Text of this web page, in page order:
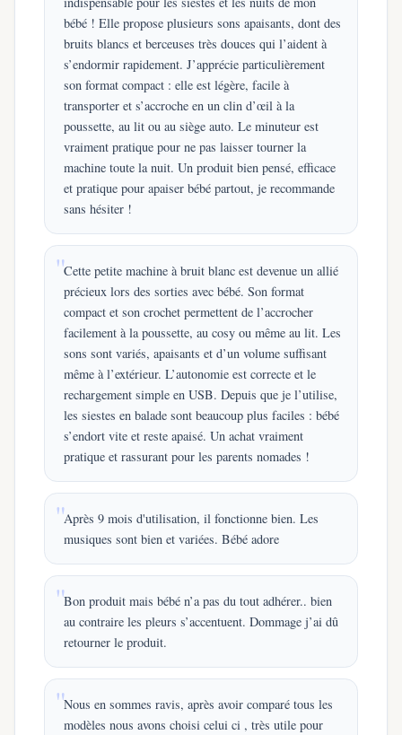
bébé ! Elle propose plusieurs sons apaisants, dont des
bruits blancs et berceuses très douces qui l’aident à
s’endormir rapidement. J’apprécie particulièrement
son format compact : elle est légère, facile à
transporter et s’accroche en un clin d’œil à la
poussette, au lit ou au siège auto. Le minuteur est
vraiment pratique pour ne pas laisser tourner la
machine toute la nuit. Un produit bien pensé, efficace
et pratique pour apaiser bébé partout, je recommande
sans hésiter !
Cette petite machine à bruit blanc est devenue un allié
précieux lors des sorties avec bébé. Son format
compact et son crochet permettent de l’accrocher
facilement à la poussette, au cosy ou même au lit. Les
sons sont variés, apaisants et d’un volume suffisant
même à l’extérieur. L’autonomie est correcte et le
rechargement simple en USB. Depuis que je l’utilise,
les siestes en balade sont beaucoup plus faciles : bébé
s’endort vite et reste apaisé. Un achat vraiment
pratique et rassurant pour les parents nomades !
Après 9 mois d'utilisation, il fonctionne bien. Les
musiques sont bien et variées. Bébé adore
Bon produit mais bébé n’a pas du tout adhérer.. bien
au contraire les pleurs s’accentuent. Dommage j’ai dû
retourner le produit.
Nous en sommes ravis, après avoir comparé tous les
modèles nous avons choisi celui ci , très utile pour